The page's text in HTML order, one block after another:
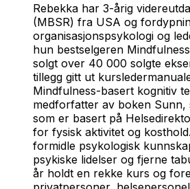
Rebekka har 3-årig
(MBSR) fra USA og
organisasjonspsykologi og
hun bestselgeren
solgt over 40 000 solgte
tillegg gitt ut
Mindfulness-basert kognitiv
medforfatter av boken Sunn,
som er basert på
for fysisk aktivitet og
formidle psykologisk
psykiske lidelser og fjerne
år holdt en rekke kurs og